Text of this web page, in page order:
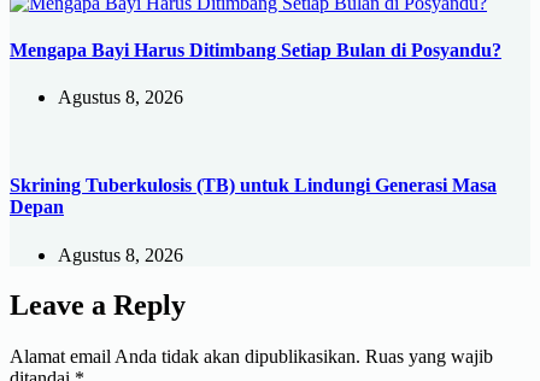
Mengapa Bayi Harus Ditimbang Setiap Bulan di Posyandu?
Agustus 8, 2026
Skrining Tuberkulosis (TB) untuk Lindungi Generasi Masa
Depan
Agustus 8, 2026
Leave a Reply
Alamat email Anda tidak akan dipublikasikan. Ruas yang wajib